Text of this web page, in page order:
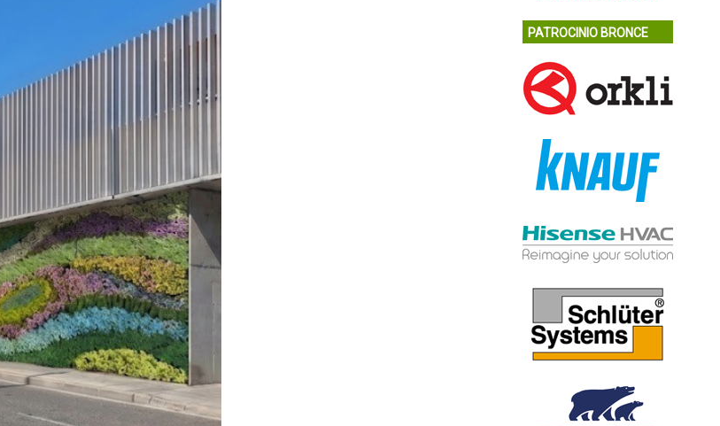
PATROCINIO BRONCE